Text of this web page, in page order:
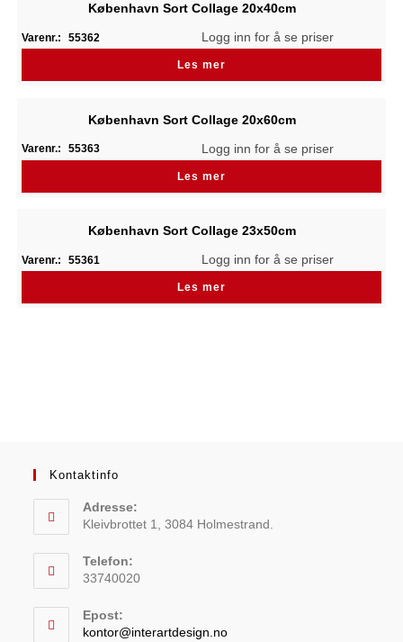
København Sort Collage 20x40cm
Varenr.: 55362 Logg inn for å se priser
Les mer
København Sort Collage 20x60cm
Varenr.: 55363 Logg inn for å se priser
Les mer
København Sort Collage 23x50cm
Varenr.: 55361 Logg inn for å se priser
Les mer
Kontaktinfo
Adresse:
Kleivbrottet 1, 3084 Holmestrand.
Telefon:
33740020
Epost:
kontor@interartdesign.no